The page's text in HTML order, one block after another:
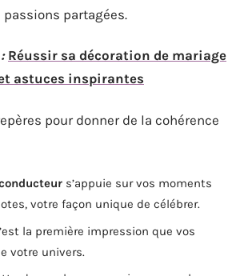
partagées.
Réussir sa décoration de mariage
astuces inspirantes
pour donner de la cohérence
s’appuie sur vos moments
votre façon unique de célébrer.
la première impression que vos
votre univers.